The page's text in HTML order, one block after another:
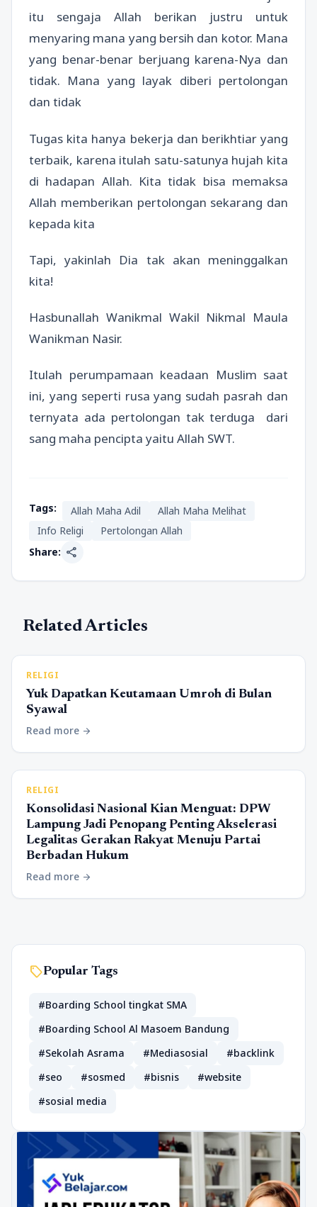
itu sengaja Allah berikan justru untuk
menyaring mana yang bersih dan kotor. Mana
yang benar-benar berjuang karena-Nya dan
tidak. Mana yang layak diberi pertolongan
dan tidak
Tugas kita hanya bekerja dan berikhtiar yang
terbaik, karena itulah satu-satunya hujah kita
di hadapan Allah. Kita tidak bisa memaksa
Allah memberikan pertolongan sekarang dan
kepada kita
Tapi, yakinlah Dia tak akan meninggalkan
kita!
Hasbunallah Wanikmal Wakil Nikmal Maula
Wanikman Nasir.
Itulah perumpamaan keadaan Muslim saat
ini, yang seperti rusa yang sudah pasrah dan
ternyata ada pertolongan tak terduga dari
sang maha pencipta yaitu Allah SWT.
Tags: Allah Maha Adil
Allah Maha Melihat
Info Religi
Pertolongan Allah
Share: share
Related Articles
RELIGI
Yuk Dapatkan Keutamaan Umroh di Bulan
Syawal
Read more arrow_forward
RELIGI
Konsolidasi Nasional Kian Menguat: DPW
Lampung Jadi Penopang Penting Akselerasi
Legalitas Gerakan Rakyat Menuju Partai
Berbadan Hukum
Read more arrow_forward
sellPopular Tags
#Boarding School tingkat SMA
#Boarding School Al Masoem Bandung
#Sekolah Asrama
#Mediasosial
#backlink
#seo
#sosmed #bisnis
#website
#sosial media